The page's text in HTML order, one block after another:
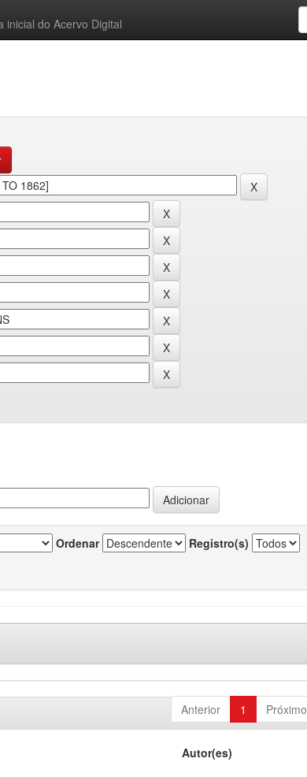
inicial do Acervo Digital
Ordenar Registro(s)
Anterior 1 Próximo
Autor(es)